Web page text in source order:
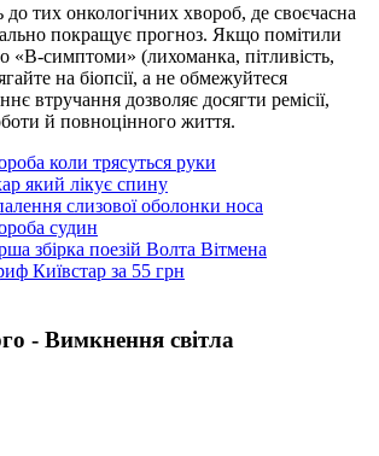
тих онкологічних хвороб, де своєчасна
покращує прогноз. Якщо помітили
«B-симптоми» (лихоманка, пітливість,
на біопсії, а не обмежуйтеся
втручання дозволяє досягти ремісії,
й повноцінного життя.
коли трясуться руки
який лікує спину
слизової оболонки носа
судин
збірка поезій Волта Вітмена
Київстар за 55 грн
- Вимкнення світла